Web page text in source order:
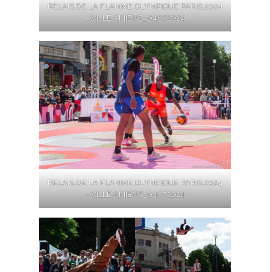
RELAIS DE LA FLAMME OLYMPIQUE PARIS 2024
– VILLE AMIENS_04072024
RELAIS DE LA FLAMME OLYMPIQUE PARIS 2024
– VILLE AMIENS_04072024